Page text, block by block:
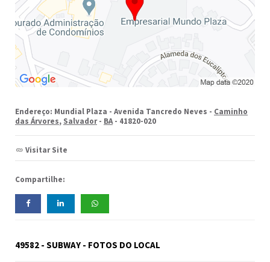
Endereço: Mundial Plaza - Avenida Tancredo Neves - Caminho
das Árvores, Salvador- BA- 41820-020
Visitar Site
Compartilhe:
49582 - SUBWAY - FOTOS DO LOCAL